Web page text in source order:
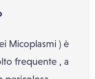
Micoplasmi ) è
frequente , a